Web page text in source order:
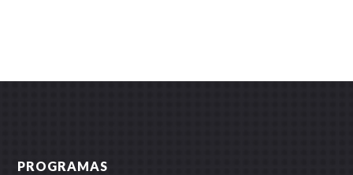
PROGRAMAS